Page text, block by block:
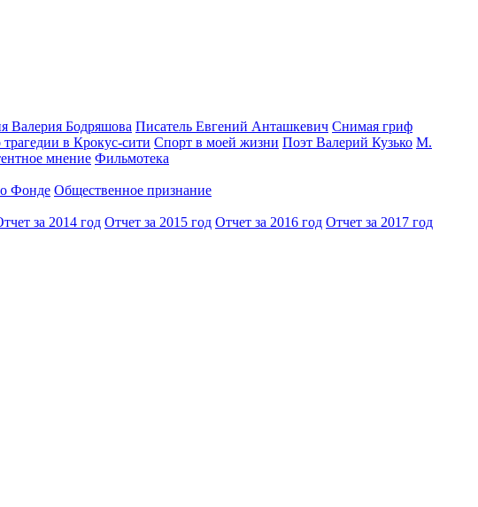
Валерия Бодряшова Писатель Евгений Анташкевич Снимая гриф
в Крокус-сити Спорт в моей жизни Поэт Валерий Кузько М.
мнение Фильмотека
Фонде Общественное признание
за 2014 год Отчет за 2015 год Отчет за 2016 год Отчет за 2017 год